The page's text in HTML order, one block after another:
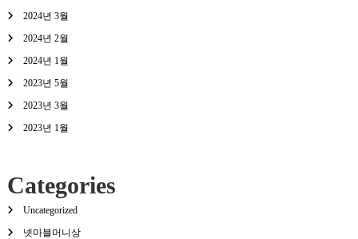
2024년 3월
2024년 2월
2024년 1월
2023년 5월
2023년 3월
2023년 1월
Categories
Uncategorized
넷마블머니상